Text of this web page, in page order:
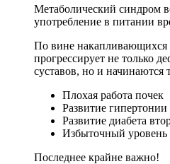
Метаболический синдром
употребление в питании
По вине накапливающихся
прогрессирует не только
суставов, но и начинаются
Плохая работа почек
Развитие гипертонии
Развитие диабета
Избыточный уровень
Последнее крайне важно!